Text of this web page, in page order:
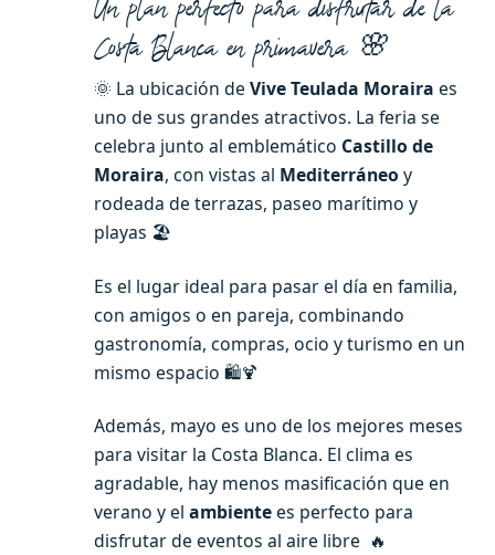
Un plan perfecto para disfrutar de la
Costa Blanca en primavera 🌸
🌞 La ubicación de Vive Teulada Moraira es
uno de sus grandes atractivos. La feria se
celebra junto al emblemático Castillo de
Moraira, con vistas al Mediterráneo y
rodeada de terrazas, paseo marítimo y
playas 🏖️
Es el lugar ideal para pasar el día en familia,
con amigos o en pareja, combinando
gastronomía, compras, ocio y turismo en un
mismo espacio 🛍️🍹
Además, mayo es uno de los mejores meses
para visitar la Costa Blanca. El clima es
agradable, hay menos masificación que en
verano y el ambientees perfecto para
disfrutar de eventos al aire libre 🔥